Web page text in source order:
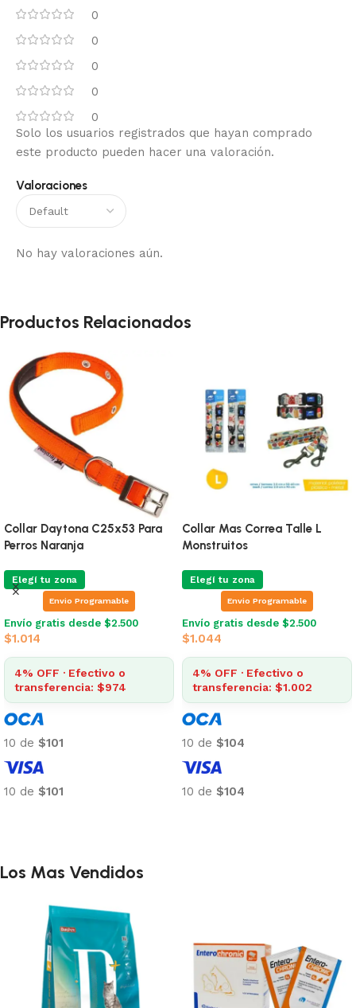
0
0
0
0
0
Valoraciones
No hay valoraciones aún.
Solo los usuarios registrados que hayan comprado
este producto pueden hacer una valoración.
Productos Relacionados
L
Collar Mas Correa Talle L
Estrellas Verde Manzana
Elegí tu zona
Envio Programable
Envío gratis desde $2.500
4% OFF · Efectivo o
transferencia: $1.002
10 de
10 de
Collar Mas Correa
Lunares Gris
Elegí tu zona
Envio
Envío gratis desde
4% OFF · Efectivo o
transferencia:
10 de
10 de
Los Mas Vendidos